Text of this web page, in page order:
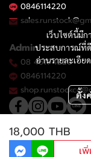
18,000 THB
เ
เว็บไซต์นี้มี
ประสบการณ์ที่ดี
อ่านรายละเอีย
ตั้ง
0846114220
Admin
08 4611 4220
0846114220